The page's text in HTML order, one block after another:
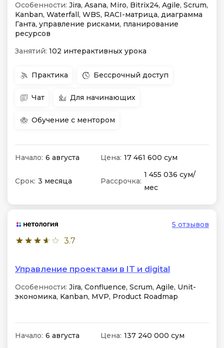
Особенности: Jira, Asana, Miro, Bitrix24, Agile, Scrum,
Kanban, Waterfall, WBS, RACI-матрица, диаграмма
Ганта, управление рисками, планирование
ресурсов
Занятий: 102 интерактивных урока
Практика Бессрочный доступ
Чат Для начинающих
Обучение с ментором
Начало: 6 августа Цена: 17 461 600 сум
Срок: 3 месяца Рассрочка:
1 455 036 сум/
мес
3.7
5 отзывов
Управление проектами в IT и digital
Особенности: Jira, Confluence, Scrum, Agile, Unit-
экономика, Kanban, MVP, Product Roadmap
Начало: 6 августа Цена: 137 240 000 сум